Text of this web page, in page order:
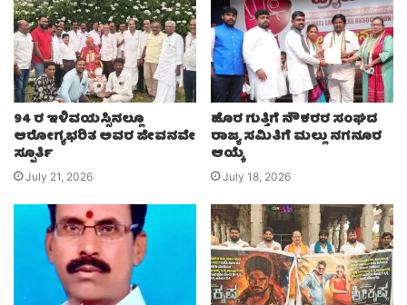
94 ರ ಇಳಿವಯಸ್ಸಿನಲ್ಲೂ
ಆರೋಗ್ಯಭರಿತ ಅವರ ಜೀವನವೇ
ಸ್ಪೂರ್ತಿ
July 21, 2026
ಹೊರ ಗುತ್ತಿಗೆ ನೌಕರರ ಸಂಘದ
ರಾಜ್ಯ ಸಮಿತಿಗೆ ಮಲ್ಲು ನಗನೂರ
ಆಯ್ಕೆ
July 18, 2026